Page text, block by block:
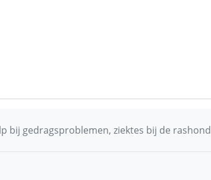
bij gedragsproblemen, ziektes bij de rashond